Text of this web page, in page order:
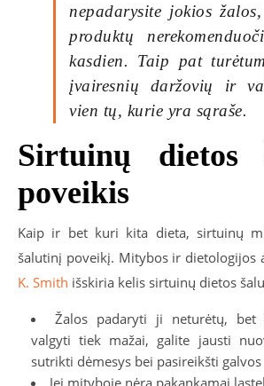
nepadarysite jokios
produktų
kasdien. Taip pat
įvairesnių daržovių ir
vien tų, kurie yra sąraše.
Sirtuinų dietos
poveikis
Kaip ir bet kuri kita dieta, sirtuinų
šalutinį poveikį. Mitybos ir dietologijos
K. Smith išskiria kelis sirtuinų dietos
Žalos padaryti ji neturėtų, bet
valgyti tiek mažai, galite jausti
sutrikti dėmesys bei pasireikšti galvos
Jei mityboje nėra pakankamai